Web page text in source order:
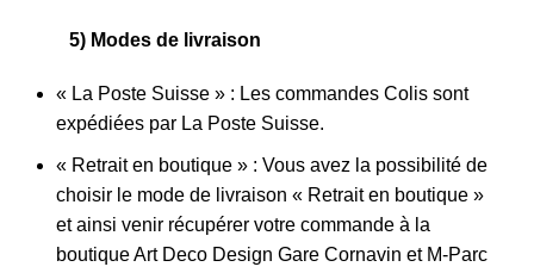
5) Modes de livraison
« La Poste Suisse » : Les commandes Colis sont
expédiées par La Poste Suisse.
« Retrait en boutique » : Vous avez la possibilité de
choisir le mode de livraison « Retrait en boutique »
et ainsi venir récupérer votre commande à la
boutique Art Deco Design Gare Cornavin et M-Parc